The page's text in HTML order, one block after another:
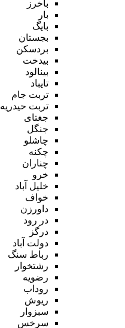
باخرز
بار
بایگ
بجستان
بردسکن
بیدخت
بینالود
تایباد
تربت جام
تربت حیدریه
جغتای
جنگل
چاشلو
چکنه
چناران
خرو
خلیل آباد
خواف
داورزن
در رود
درگز
دولت آباد
رباط سنگ
رشتخوار
رضویه
روداب
ریوش
سبزوار
سرخس